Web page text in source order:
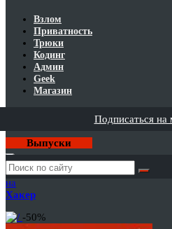
Взлом
Приватность
Трюки
Кодинг
Админ
Geek
Магазин
Подписаться на
Выпуски
Годовая
подписка
на
Хакер
-50%